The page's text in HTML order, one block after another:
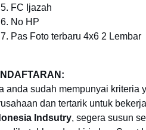
FC Ijazah
No HP
Pas Foto terbaru 4x6 2 Lembar
anda sudah mempunyai kriteria
dan tertarik untuk
Indsutry, segera susun